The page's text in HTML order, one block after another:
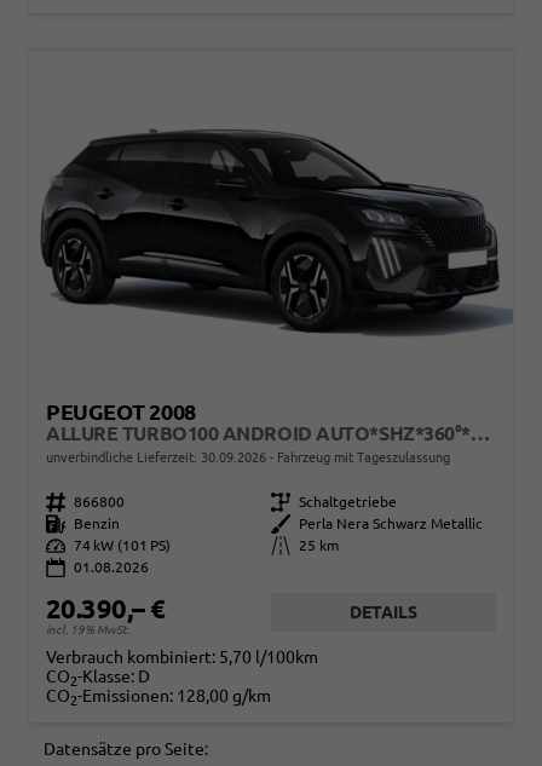
PEUGEOT 2008
ALLURE TURBO100 ANDROID AUTO*SHZ*360°*TOTWINKEL*KLIMAAUTO
unverbindliche Lieferzeit: 30.09.2026 Fahrzeug mit Tageszulassung
Fahrzeugnr. 866800 Getriebe Schaltgetriebe
Kraftstoff
Benzin Außenfarbe
Perla Nera Schwarz Metallic
Leistung 74 kW (101 PS) Kilometerstand
25 km
01.08.2026
20.390,– €
incl. 19% MwSt.
DETAILS
Verbrauch kombiniert: 5,70 l/100km
CO2-Klasse: D
CO2-Emissionen: 128,00 g/km
Datensätze pro Seite: